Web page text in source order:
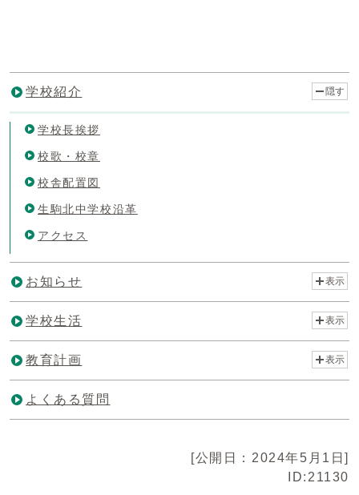
学校紹介 隠す
学校長挨拶
校歌・校章
校舎配置図
生駒北中学校沿革
アクセス
お知らせ 表示
学校生活 表示
教育計画 表示
よくある質問
[公開日：2024年5月1日]
ID:21130